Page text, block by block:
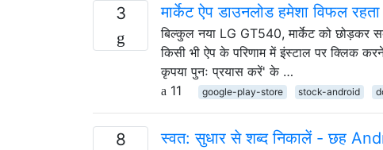
3 मार्केट ऐप डाउनलोड हमेशा विफल
बिल्कुल नया LG GT540, मार्केट को छोड़कर
किसी भी ऐप के परिणाम में इंस्टाल पर क्लिक
कृपया पुनः प्रयास करें' के …
11
google-play-store stock-android
8 स्वत: सुधार से शब्द निकालें - छह